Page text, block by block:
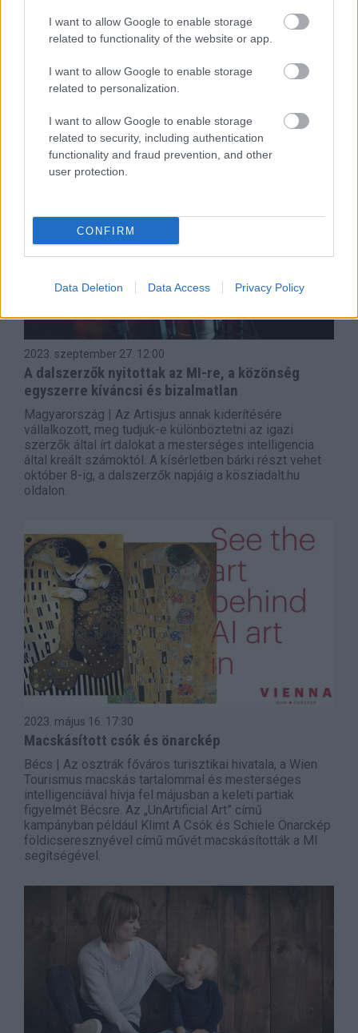
I want to allow Google to enable storage
related to functionality of the website or app.
I want to allow Google to enable storage
related to personalization.
I want to allow Google to enable storage
related to security, including authentication
functionality and fraud prevention, and other
user protection.
CONFIRM
Data Deletion Data Access Privacy Policy
2024. január 2. 17:00
A digitalizáció áll a cégek figyelmének
középpontjában
Magyarország | Az innováció terén nem jeleskednek a
közölte a K&amp;H saját innovációs indexe alapján.
2023. szeptember 27. 12:00
A dalszerzők nyitottak az MI-re, a közönség
egyszerre kíváncsi és bizalmatlan
Magyarország | Az Artisjus annak kiderítésére
vállalkozott, meg tudjuk-e különböztetni az igazi
szerzők által írt dalokat a mesterséges intelligencia
által kreált számoktól. A kísérletben bárki részt vehet
október 8-ig, a dalszerzők napjáig a kösziadalt.hu
oldalon.
2023. május 16. 17:30
Macskásított csók és önarckép
Bécs | Az osztrák főváros turisztikai hivatala, a Wien
Tourismus macskás tartalommal és mesterséges
intelligenciával hívja fel májusban a keleti partiak
figyelmét Bécsre. Az „UnArtificial Art” című
kampányban például Klimt A Csók és Schiele Önarckép
földicseresznyével című művét macskásították a MI
segítségével.